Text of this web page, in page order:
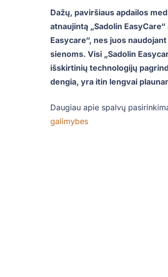
Dažų, paviršiaus apdailos
atnaujintą „Sadolin
Easycare“, nes juos
sienoms. Visi „Sadolin
išskirtinių technologijų
dengia, yra itin lengvai
Daugiau apie spalvų
galimybes